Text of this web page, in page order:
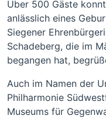
Über 500 Gäste
anlässlich eines
Siegener
Schadeberg, die im
begangen hat,
Auch im Namen der
Philharmonie
Museums für